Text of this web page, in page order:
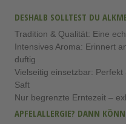
DESHALB SOLLTEST DU
Tradition & Qualität: Eine
Intensives Aroma: Erinnert
duftig
Vielseitig einsetzbar:
Saft
Nur begrenzte Erntezeit –
APFELALLERGIE? DANN